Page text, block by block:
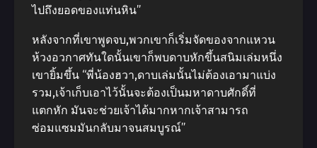
ไปถึงยอดของแท่นหิน”
หลังจากที่เขาพูดจบ,พวกเขาก็เริ่มจัดของจากแหวน
ห้วงอวกาศทันใดนั้นเขาก็พบดาบหักขึ้นสนิมเล่มหนึ่ง
เขายิ้มขึ้น “พี่น้องฮวา,ดาบเล่มนั้นไม่ต้องเอามาแบ่ง
รวม,เจ้าเก็บเอาไว้นั้นจะต้องเป็นมหาดาบศักดิ์ที่
แตกหัก มันจะช่วยเจ้าได้มากหากเจ้าสามารถ
ซ่อมแซมมันกลับมาจนสมบูรณ์”